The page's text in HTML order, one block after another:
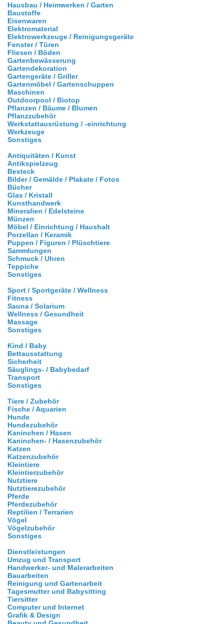
Hausbau / Heimwerken / Garten
Baustoffe
Eisenwaren
Elektromaterial
Elektrowerkzeuge / Reinigungsgeräte
Fenster / Türen
Fliesen / Böden
Gartenbewässerung
Gartendekoration
Gartengeräte / Griller
Gartenmöbel / Gartenschuppen
Maschinen
Outdoorpool / Biotop
Pflanzen / Bäume / Blumen
Pflanzzubehör
Werkstattausrüstung / -einrichtung
Werkzeuge
Sonstiges
Antiquitäten / Kunst
Antikspielzeug
Besteck
Bilder / Gemälde / Plakate / Fotos
Bücher
Glas / Kristall
Kunsthandwerk
Mineralien / Edelsteine
Münzen
Möbel / Einrichtung / Haushalt
Porzellan / Keramik
Puppen / Figuren / Plüschtiere
Sammlungen
Schmuck / Uhren
Teppiche
Sonstiges
Sport / Sportgeräte / Wellness
Fitness
Sauna / Solarium
Wellness / Gesundheit
Massage
Sonstiges
Kind / Baby
Bettausstattung
Sicherheit
Säuglings- / Babybedarf
Transport
Sonstiges
Tiere / Zubehör
Fische / Aquarien
Hunde
Hundezubehör
Kaninchen / Hasen
Kaninchen- / Hasenzubehör
Katzen
Katzenzubehör
Kleintiere
Kleintierzubehör
Nutztiere
Nutztierezubehör
Pferde
Pferdezubehör
Reptilien / Terrarien
Vögel
Vögelzubehör
Sonstiges
Dienstleistungen
Umzug und Transport
Handwerker- und Malerarbeiten
Bauarbeiten
Reinigung und Gartenarbeit
Tagesmutter und Babysitting
Tiersitter
Computer und Internet
Grafik & Design